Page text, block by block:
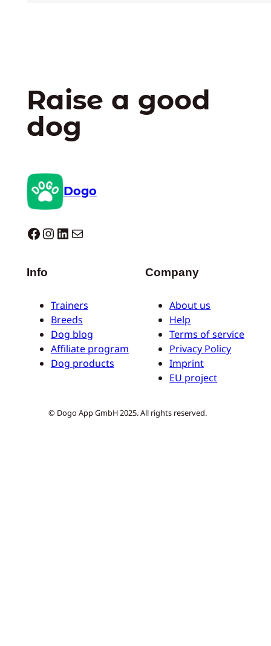
Raise a good
dog
Dogo
Dogo facebook InstagramLinkedIn E-mail
Info
Trainers
Breeds
Dog blog
Affiliate program
Dog products
Company
About us
Help
Terms of service
Privacy Policy
Imprint
EU project
© Dogo App GmbH 2025. All rights reserved.